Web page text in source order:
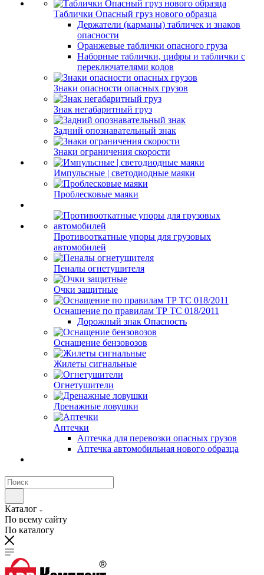
Таблички Опасный груз нового образца
Держатели (карманы) табличек и знаков
опасности
Оранжевые таблички опасного груза
Наборные таблички, цифры и таблички с
переключателями кодов
Знаки опасности опасных грузов
Знак негабаритный груз
Задний опознавательный знак
Знаки ограничения скорости
Импульсные | светодиодные маяки
Проблесковые маяки
Противооткатные упоры для грузовых
автомобилей
Пеналы огнетушителя
Очки защитные
Оснащение по правилам ТР ТС 018/2011
Дорожный знак Опасность
Оснащение бензовозов
Жилеты сигнальные
Огнетушители
Дренажные ловушки
Аптечки
Аптечка для перевозки опасных грузов
Аптечка автомобильная нового образца
Каталог
По всему сайту
По каталогу